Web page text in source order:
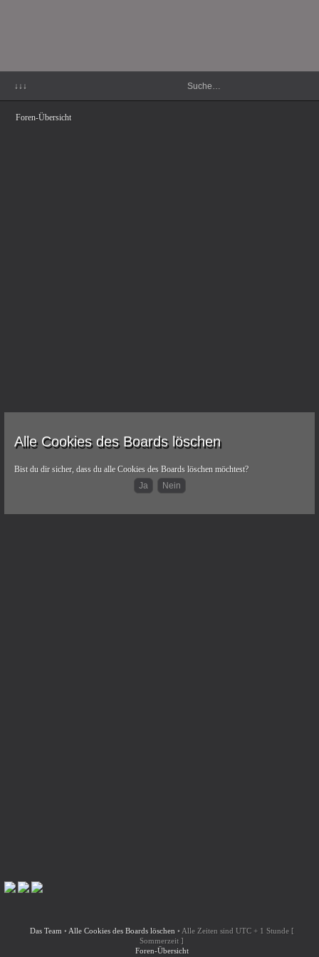
↓↓↓
Foren-Übersicht
Alle Cookies des Boards löschen
Bist du dir sicher, dass du alle Cookies des Boards löschen möchtest?
Das Team • Alle Cookies des Boards löschen • Alle Zeiten sind UTC + 1 Stunde [
Sommerzeit ]
Foren-Übersicht